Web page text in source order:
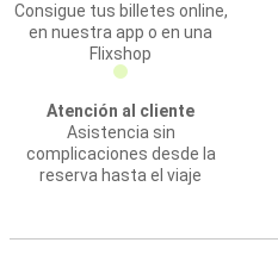
Consigue tus billetes online,
en nuestra app o en una
Flixshop
Atención al cliente
Asistencia sin
complicaciones desde la
reserva hasta el viaje